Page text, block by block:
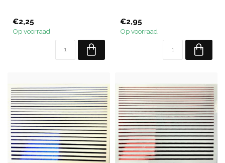
€2,25
Op voorraad
€2,95
Op voorraad